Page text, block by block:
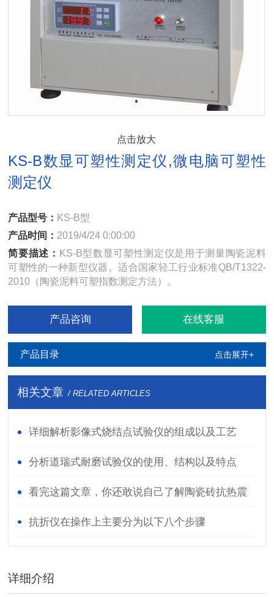
点击放大
KS-B数显可塑性测定仪,微电脑可塑性
测定仪
产品型号： KS-B型
产品时间： 2019/4/24 0:00:00
简要描述： KS-B型数显可塑性测定仪是用于测量陶瓷泥料
可塑性的一种新型仪器。适合国家轻工行业标准QB/T1322-
2010（陶瓷泥料可塑指数测定方法）。
产品咨询 在线客服
产品目录 点击展开+
相关文章 / RELATED ARTICLES
详细解析影像式烧结点试验仪的组成以及工艺
分析道瑞式耐磨试验仪的使用、结构以及特点
看完这篇文章，你还敢说自己了解陶瓷砖抗热震
性测定仪吗？
抗折仪在操作上主要分为以下八个步骤
详细介绍